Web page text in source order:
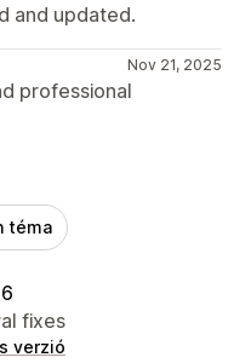
and updated.
Nov 21, 2025
professional
téma
fixes
verzió